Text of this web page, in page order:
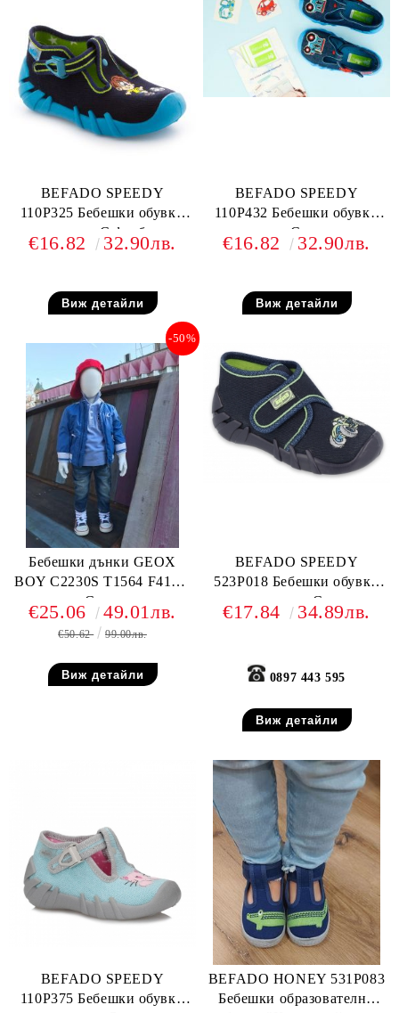
BEFADO SPEEDY
110P325 Бебешки обувки
от текстил, С футболист
€16.82 32.90лв.
Виж детайли
BEFADO SPEEDY
110P432 Бебешки обувки
от текстил, С камиончета
€16.82 32.90лв.
Виж детайли
Бебешки дънки GEOX
BOY C2230S T1564 F4105,
Сини
-50%
€25.06 49.01лв.
€50.62 99.00лв.
Виж детайли
BEFADO SPEEDY
523P018 Бебешки обувки
от текстил, С коли
€17.84 34.89лв.
0897 443 595
Виж детайли
BEFADO SPEEDY
110P375 Бебешки обувки
BEFADO HONEY 531P083
Бебешки образователни